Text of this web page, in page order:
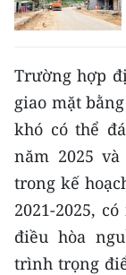
CÁC CHUYÊN
VỀ BÁO NHÂN
THỜI NAY
NHÂN DÂN
NHÂN DÂN
MUA BÁO
Trường hợp
giao mặt
khó có thể
năm 2025
trong kế
2021-2025,
điều hòa
trình trọng